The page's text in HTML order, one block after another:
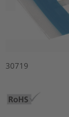
30719